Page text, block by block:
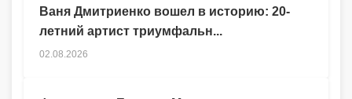
Ваня Дмитриенко вошел в историю: 20-
летний артист триумфальн...
02.08.2026